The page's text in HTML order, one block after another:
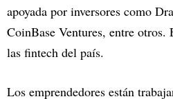
apoyada por inversores como
CoinBase Ventures, entre
las fintech del país.
Los emprendedores están